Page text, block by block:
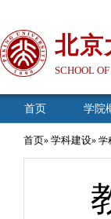
北京
SCHOOL
首页 学院
首页» 学科建设» 学